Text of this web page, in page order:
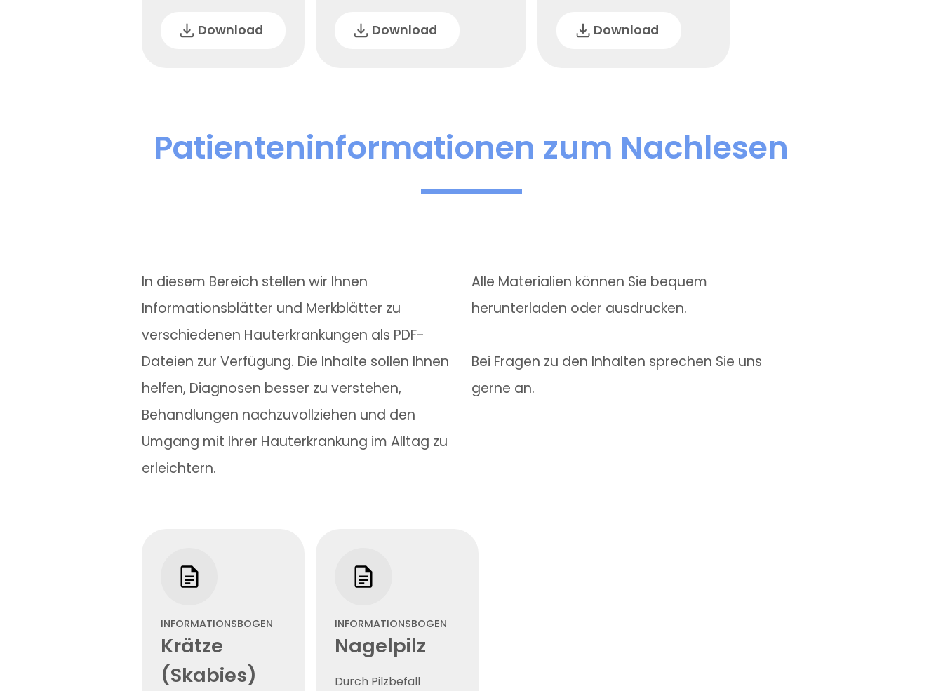
Download Download Download
Patienteninformationen zum Nachlesen
In diesem Bereich stellen wir Ihnen
Informationsblätter und Merkblätter zu
verschiedenen Hauterkrankungen als PDF-
Dateien zur Verfügung. Die Inhalte sollen Ihnen
helfen, Diagnosen besser zu verstehen,
Behandlungen nachzuvollziehen und den
Umgang mit Ihrer Hauterkrankung im Alltag zu
erleichtern.
Alle Materialien können Sie bequem
herunterladen oder ausdrucken.
Bei Fragen zu den Inhalten sprechen Sie uns
gerne an.
INFORMATIONSBOGEN
Krätze
(Skabies)
INFORMATIONSBOGEN
Nagelpilz
Durch Pilzbefall